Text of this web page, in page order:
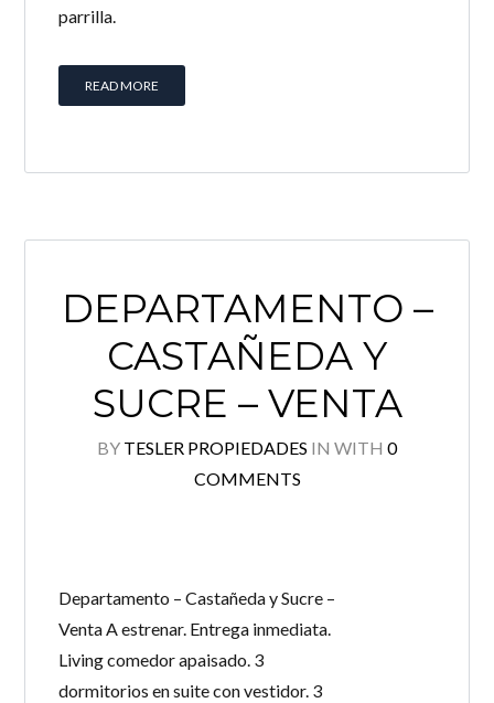
parrilla.
READ MORE
DEPARTAMENTO –
CASTAÑEDA Y
SUCRE – VENTA
BY TESLER PROPIEDADES IN WITH 0
COMMENTS
Departamento – Castañeda y Sucre –
Venta A estrenar. Entrega inmediata.
Living comedor apaisado. 3
dormitorios en suite con vestidor. 3